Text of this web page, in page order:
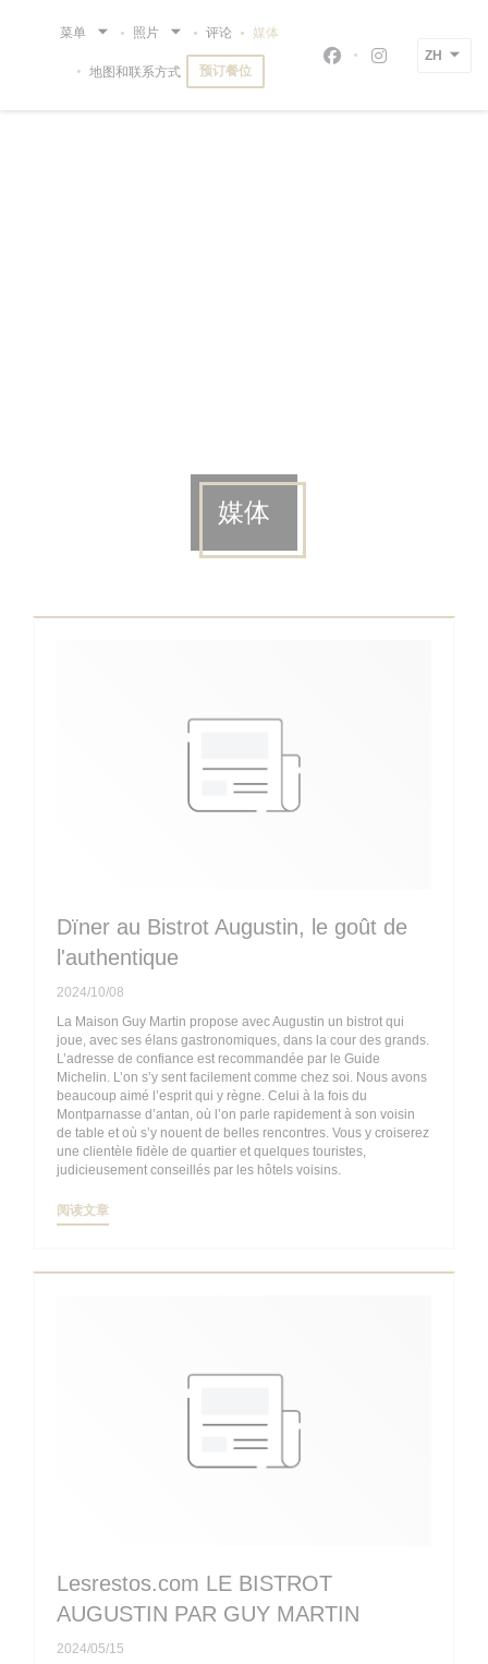
菜单 照片 评论 媒体
地图和联系方式 预订餐位 Facebook ((在新窗
Instagram ((
ZH
媒体
Dïner au Bistrot Augustin, le goût de
l'authentique
2024/10/08
La Maison Guy Martin propose avec Augustin un bistrot qui
joue, avec ses élans gastronomiques, dans la cour des grands.
L’adresse de confiance est recommandée par le Guide
Michelin. L’on s’y sent facilement comme chez soi. Nous avons
beaucoup aimé l’esprit qui y règne. Celui à la fois du
Montparnasse d’antan, où l’on parle rapidement à son voisin
de table et où s’y nouent de belles rencontres. Vous y croiserez
une clientèle fidèle de quartier et quelques touristes,
judicieusement conseillés par les hôtels voisins.
阅读文章((在新窗口中打开))
Lesrestos.com LE BISTROT
AUGUSTIN PAR GUY MARTIN
2024/05/15